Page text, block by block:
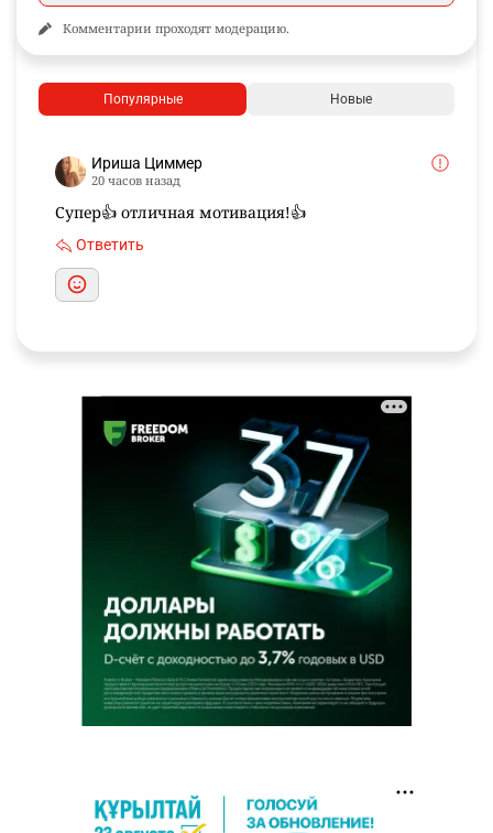
Комментарии проходят модерацию.
Популярные Новые
Ириша Циммер
20 часов назад
Супер👍 отличная мотивация!👍
Ответить